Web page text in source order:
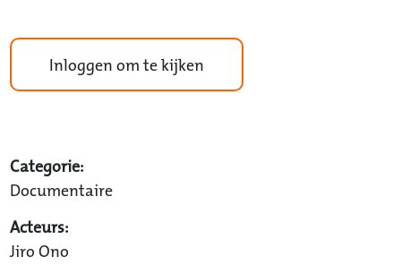
Inloggen om te kijken
Categorie:
Documentaire
Acteurs:
Jiro Ono